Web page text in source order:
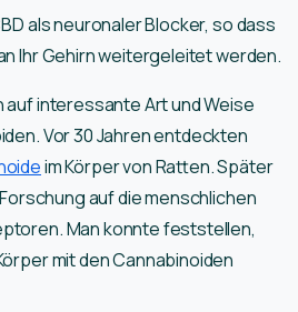
als neuronaler Blocker, so dass
Ihr Gehirn weitergeleitet werden.
interessante Art und Weise
Vor 30 Jahren entdeckten
im Körper von Ratten. Später
auf die menschlichen
Man konnte feststellen,
mit den Cannabinoiden